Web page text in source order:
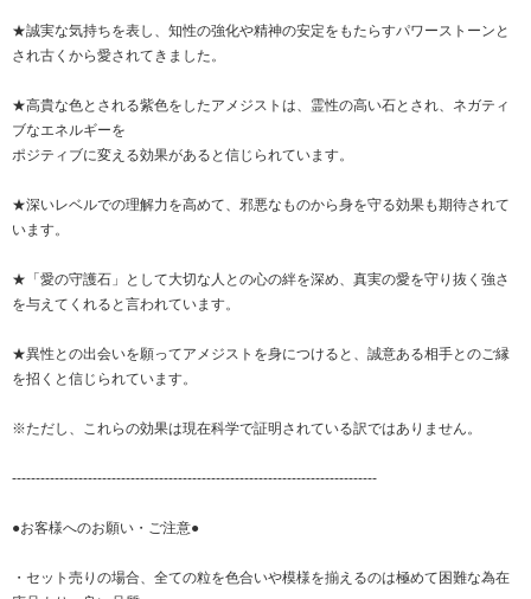
★誠実な気持ちを表し、知性の強化や精神の安定をもたらすパワーストーンと
され古くから愛されてきました。
★高貴な色とされる紫色をしたアメジストは、霊性の高い石とされ、ネガティ
ブなエネルギーを
ポジティブに変える効果があると信じられています。
★深いレベルでの理解力を高めて、邪悪なものから身を守る効果も期待されて
います。
★「愛の守護石」として大切な人との心の絆を深め、真実の愛を守り抜く強さ
を与えてくれると言われています。
★異性との出会いを願ってアメジストを身につけると、誠意ある相手とのご縁
を招くと信じられています。
※ただし、これらの効果は現在科学で証明されている訳ではありません。
-----------------------------------------------------------------------------
●お客様へのお願い・ご注意●
・セット売りの場合、全ての粒を色合いや模様を揃えるのは極めて困難な為在